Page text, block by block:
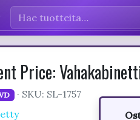
Price:
· SKU: SL-1757